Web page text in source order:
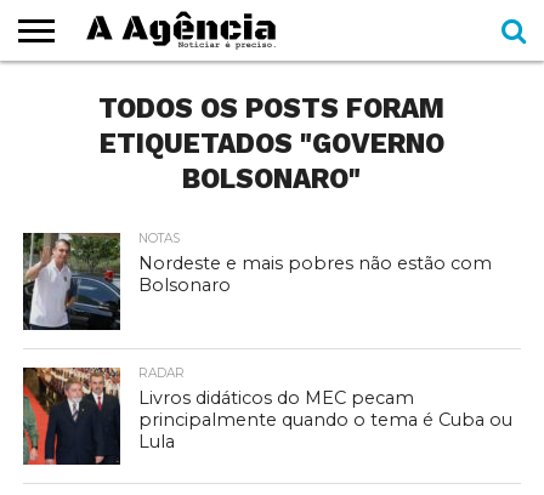
CADERNOS
SEÇÕES
ESPECIAIS
COMO
AJUDAR
CONTATOTODOS OS POSTS FORAM
ETIQUETADOS "GOVERNO
BOLSONARO"
NOTAS
Nordeste e mais pobres não estão com
Bolsonaro
RADAR
Livros didáticos do MEC pecam
principalmente quando o tema é Cuba ou
Lula